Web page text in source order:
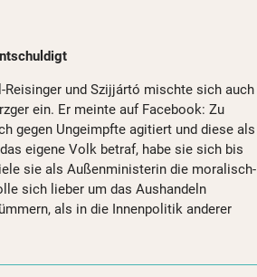
und Szijjártó mischte sich auch
ein. Er meinte auf Facebook: Zu
gegen Ungeimpfte agitiert und diese als
eigene Volk betraf, habe sie sich bis
sie als Außenministerin die moralisch-
sich lieber um das Aushandeln
als in die Innenpolitik anderer